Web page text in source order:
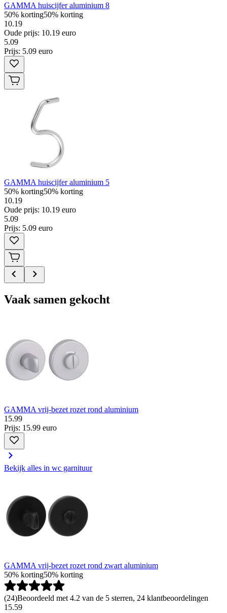
GAMMA huiscijfer aluminium 8
50% korting50% korting
10.19
Oude prijs: 10.19 euro
5.09
Prijs: 5.09 euro
GAMMA huiscijfer aluminium 5
50% korting50% korting
10.19
Oude prijs: 10.19 euro
5.09
Prijs: 5.09 euro
Vaak samen gekocht
GAMMA vrij-bezet rozet rond aluminium
15.99
Prijs: 15.99 euro
Bekijk alles in wc garnituur
GAMMA vrij-bezet rozet rond zwart aluminium
50% korting50% korting
(24)Beoordeeld met 4.2 van de 5 sterren, 24 klantbeoordelingen
15.59